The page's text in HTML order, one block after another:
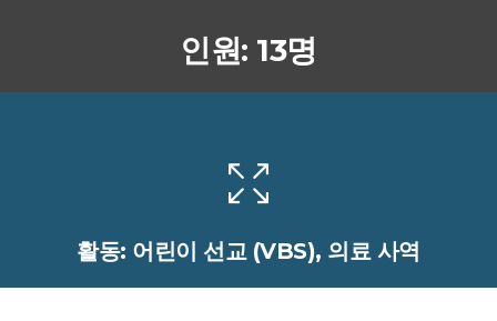
인원: 13명
활동: 어린이 선교 (VBS), 의료 사역